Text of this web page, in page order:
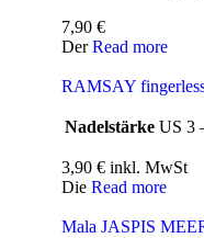
7,90 €
DerRead more
RAMSAY
Nadelstärke US 3
3,90 € inkl. MwSt
Die Read more
Mala JASPIS